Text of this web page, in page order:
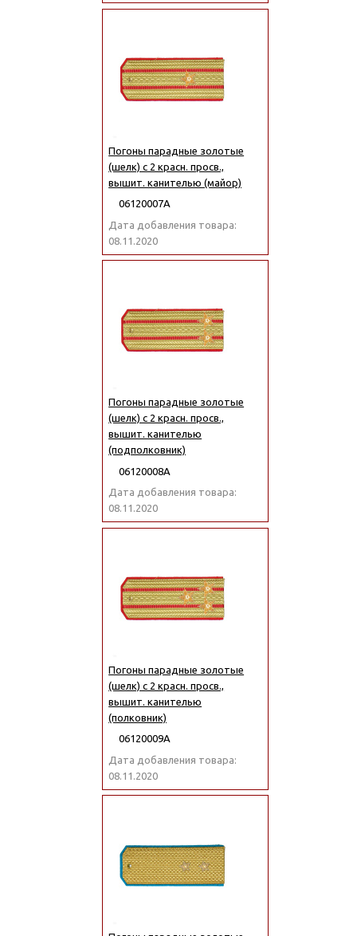
Погоны парадные золотые
(шелк) с 2 красн. просв.,
вышит. канителью (майор)
06120007А
Дата добавления товара:
08.11.2020
Погоны парадные золотые
(шелк) с 2 красн. просв.,
вышит. канителью
(подполковник)
06120008А
Дата добавления товара:
08.11.2020
Погоны парадные золотые
(шелк) с 2 красн. просв.,
вышит. канителью
(полковник)
06120009А
Дата добавления товара:
08.11.2020